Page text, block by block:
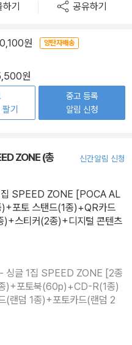
기 공유하기
원 양탄자배송
원
기
중고 등록
알림 신청
ZONE (총
신간알림 신청
SPEED ZONE [POCA AL
포토 스탠드(1종)+QR카드
)+스티커(2종)+디지털 콘텐츠
글 1집 SPEED ZONE [2종
)+포토북(60p)+CD-R(1종)
랜덤 1종)+포토카드(랜덤 2